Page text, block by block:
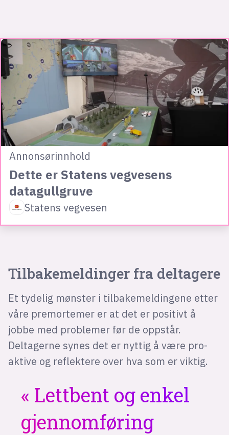
Annonsørinnhold
Dette er Statens vegvesens
datagullgruve
Statens vegvesen
Tilbakemeldinger fra deltagere
Et tydelig mønster i tilbakemeldingene etter
våre premortemer er at det er positivt å
jobbe med problemer før de oppstår.
Deltagerne synes det er nyttig å være pro-
aktive og reflektere over hva som er viktig.
Lettbent og enkel
gjennomføring